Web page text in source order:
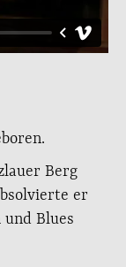
Berg
er
Blues